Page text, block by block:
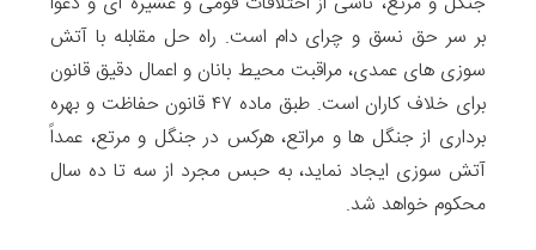
بر سر حق نسق و چرای دام است. راه حل مقابله با آتش
سوزی های عمدی، مراقبت محیط بانان و اعمال دقیق قانون
برای خلاف کاران است. طبق ماده ۴۷ قانون حفاظت و بهره
برداری از جنگل ها و مراتع، هرکس در جنگل و مرتع، عمداً
آتش سوزی ایجاد نماید، به حبس مجرد از سه تا ده سال
محکوم خواهد شد.